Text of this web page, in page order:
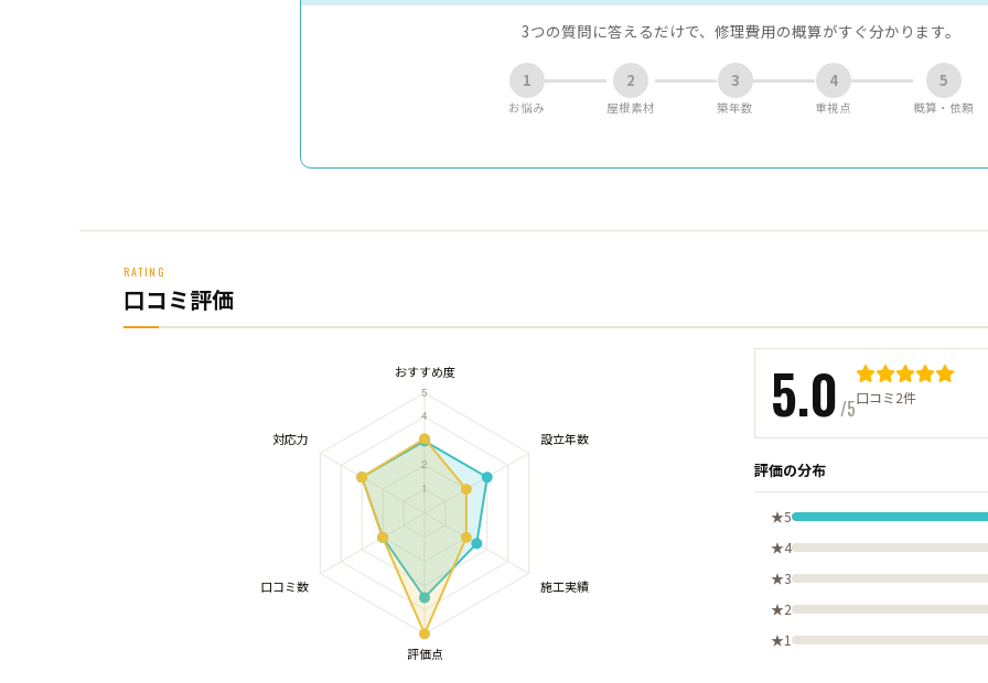
3つの質問に答えるだけで、修理費用の概算がすぐ分かります。
1
お悩み
2
屋根素材
3
築年数
4
重視点
5
概算・依頼
RATING
口コミ評価
5.0 /5口コミ2件
評価の分布
★5
★4
★3
★2
★1